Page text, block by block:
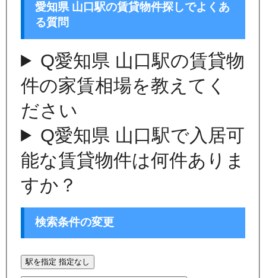
愛知県 山口駅の賃貸物件探しでよくあ
る質問
Q愛知県 山口駅の賃貸物
件の家賃相場を教えてく
ださい
Q愛知県 山口駅で入居可
能な賃貸物件は何件ありま
すか？
検索条件の変更
駅を指定 指定なし